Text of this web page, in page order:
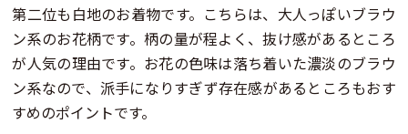
第二位も白地のお着物です。こちらは、大人っぽいブラウ
ン系のお花柄です。柄の量が程よく、抜け感があるところ
が人気の理由です。お花の色味は落ち着いた濃淡のブラウ
ン系なので、派手になりすぎず存在感があるところもおす
すめのポイントです。